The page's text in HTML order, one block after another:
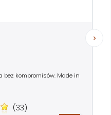
kompromisów. Made in
(33)